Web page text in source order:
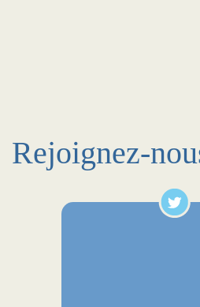
Rejoignez-